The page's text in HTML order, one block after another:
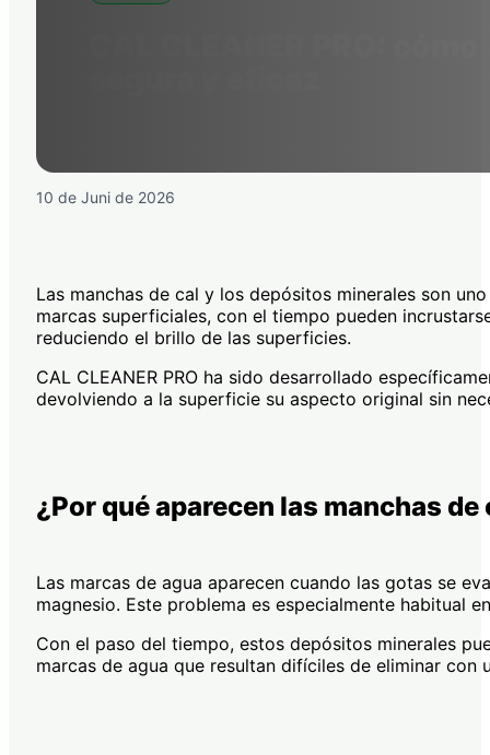
10 de Juni de 2026
Las manchas de cal y los depósitos minerales son
marcas superficiales, con el tiempo pueden
reduciendo el brillo de las superficies.
CAL CLEANER PRO ha sido desarrollado
devolviendo a la superficie su aspecto original sin
¿Por qué aparecen las manchas de
Las marcas de agua aparecen cuando las gotas se
magnesio. Este problema es especialmente habitual
Con el paso del tiempo, estos depósitos minerales
marcas de agua que resultan difíciles de eliminar con